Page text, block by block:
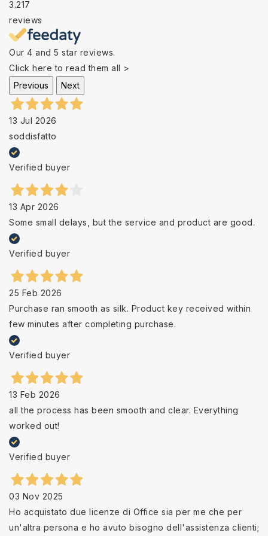
3.217
reviews
Our 4 and 5 star reviews.
Click here to read them all >
Previous
Next
13 Jul 2026
soddisfatto
Verified buyer
13 Apr 2026
Some small delays, but the service and product are good.
Verified buyer
25 Feb 2026
Purchase ran smooth as silk. Product key received within
few minutes after completing purchase.
Verified buyer
13 Feb 2026
all the process has been smooth and clear. Everything
worked out!
Verified buyer
03 Nov 2025
Ho acquistato due licenze di Office sia per me che per
un'altra persona e ho avuto bisogno dell'assistenza clienti;